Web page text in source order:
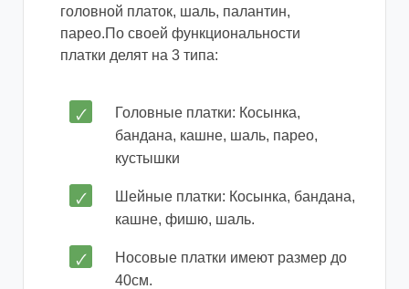
головной платок, шаль, палантин,
парео.По своей функциональности
платки делят на 3 типа:
Головные платки: Косынка,
бандана, кашне, шаль, парео,
кустышки
Шейные платки: Косынка, бандана,
кашне, фишю, шаль.
Носовые платки имеют размер до
40см.